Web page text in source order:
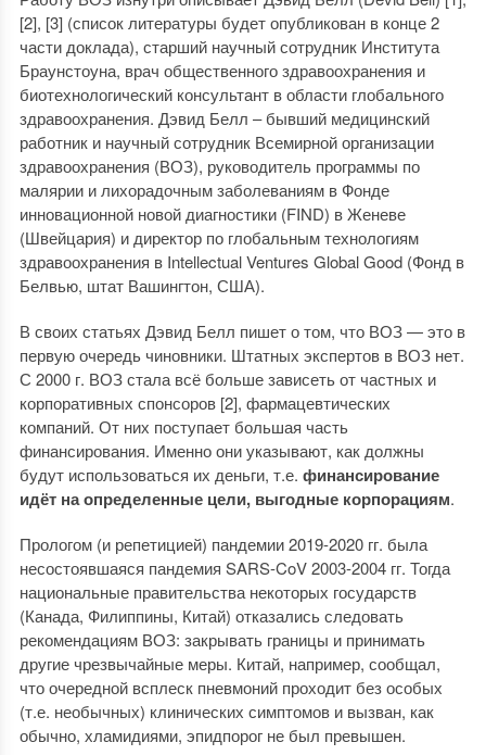
[2], [3] (список литературы будет опубликован в конце 2
части доклада), старший научный сотрудник Института
Браунстоуна, врач общественного здравоохранения и
биотехнологический консультант в области глобального
здравоохранения. Дэвид Белл – бывший медицинский
работник и научный сотрудник Всемирной организации
здравоохранения (ВОЗ), руководитель программы по
малярии и лихорадочным заболеваниям в Фонде
инновационной новой диагностики (FIND) в Женеве
(Швейцария) и директор по глобальным технологиям
здравоохранения в Intellectual Ventures Global Good (Фонд в
Белвью, штат Вашингтон, США).
В своих статьях Дэвид Белл пишет о том, что ВОЗ — это в
первую очередь чиновники. Штатных экспертов в ВОЗ нет.
С 2000 г. ВОЗ стала всё больше зависеть от частных и
корпоративных спонсоров [2], фармацевтических
компаний. От них поступает большая часть
финансирования. Именно они указывают, как должны
будут использоваться их деньги, т.е. финансирование
идёт на определенные цели, выгодные корпорациям.
Прологом (и репетицией) пандемии 2019-2020 гг. была
несостоявшаяся пандемия SARS-CoV 2003-2004 гг. Тогда
национальные правительства некоторых государств
(Канада, Филиппины, Китай) отказались следовать
рекомендациям ВОЗ: закрывать границы и принимать
другие чрезвычайные меры. Китай, например, сообщал,
что очередной всплеск пневмоний проходит без особых
(т.е. необычных) клинических симптомов и вызван, как
обычно, хламидиями, эпидпорог не был превышен.